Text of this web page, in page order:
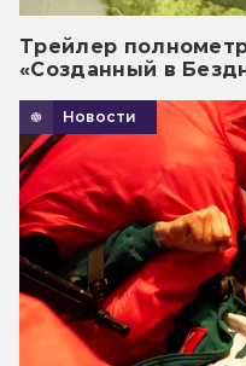
Трейлер
«Созданный в
Новости